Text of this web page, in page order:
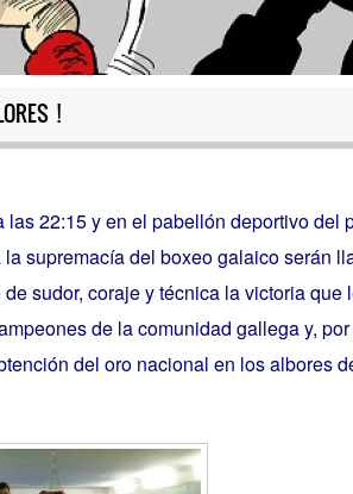
!
22:15 y en el pabellón deportivo del
supremacía del boxeo galaico serán
sudor, coraje y técnica la victoria que
de la comunidad gallega y,
del oro nacional en los albores